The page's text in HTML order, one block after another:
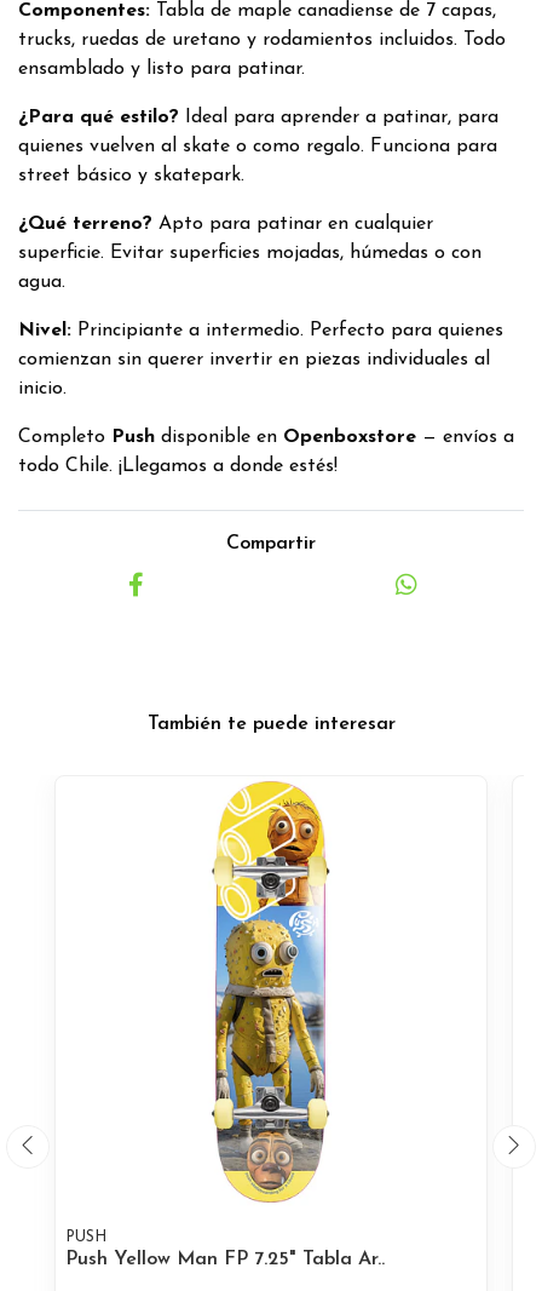
Componentes: Tabla de maple canadiense de 7 capas,
trucks, ruedas de uretano y rodamientos incluidos. Todo
ensamblado y listo para patinar.
¿Para qué estilo? Ideal para aprender a patinar, para
quienes vuelven al skate o como regalo. Funciona para
street básico y skatepark.
¿Qué terreno? Apto para patinar en cualquier
superficie. Evitar superficies mojadas, húmedas o con
agua.
Nivel: Principiante a intermedio. Perfecto para quienes
comienzan sin querer invertir en piezas individuales al
inicio.
Completo Push disponible en Openboxstore — envíos a
todo Chile. ¡Llegamos a donde estés!
Compartir
También te puede interesar
PUSH
Push Yellow Man FP 7.25" Tabla Ar..